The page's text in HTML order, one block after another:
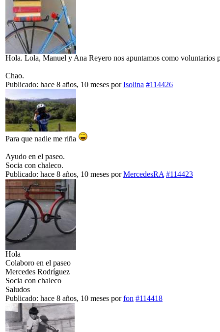
Hola. Lola, Manuel y Ana Reyero nos apuntamos como voluntarios
Chao.
Publicado: hace 8 años, 10 meses porIsolina #114426
Para que nadie me riña
Ayudo en el paseo.
Socia con chaleco.
Publicado: hace 8 años, 10 meses porMercedesRA #114423
Hola
Colaboro en el paseo
Mercedes Rodríguez
Socia con chaleco
Saludos
Publicado: hace 8 años, 10 meses porfon #114418